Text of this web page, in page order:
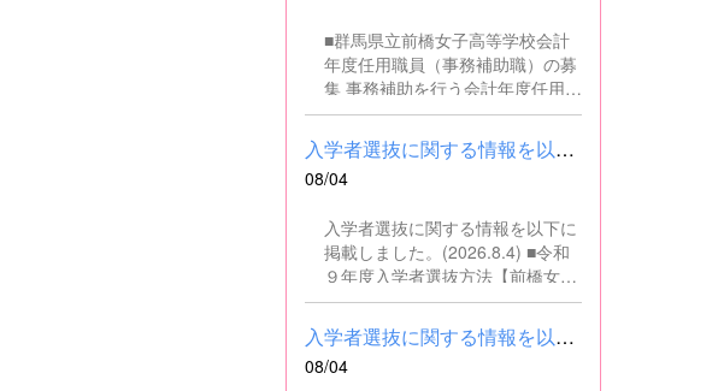
■群馬県立前橋女子高等学校会計
年度任用職員（事務補助職）の募
集 事務補助を行う会計年度任用職
員を募集します。 ■職務内容 事務
補助職に従事していただきます。
SSH（スーパーサイエンスハイス
クール）事業にかかるパソコンで
整理事務、電話対応、書類の整
理、その他事務補助業務全般 ■募
集人数 １名 ■募集対象 以下の条
件を満たしている方 基本的なパソ
コン操作（Word、Excelなど）が
できる方 なお、以下に該当する方
は、応募できませんので御了承く
入学者選抜に関する情報を以下に掲載しました。(2026.8.4) ■令和...
08/04
入学者選抜に関する情報を以下に
掲載しました。(2026.8.4) ■令和
９年度入学者選抜方法【前橋女子
高校】pdf はこちら ■群馬県教育
委員会webサイト 高校入試に関
するページはこちら
入学者選抜に関する情報を以下に掲載しました。(2026.8.4) ■令和...
08/04